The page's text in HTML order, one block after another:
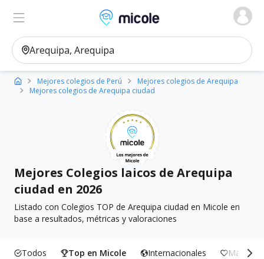
Micole, buscador de colegios
Ver en el mapa
Mejores colegios de Perú
Mejores colegios de Arequipa
Mejores colegios de Arequipa ciudad
Mejores Colegios laicos de Arequipa
ciudad en 2026
Listado con Colegios TOP de Arequipa ciudad en Micole en
base a resultados, métricas y valoraciones
Todos Top en Micole Internacionales Más